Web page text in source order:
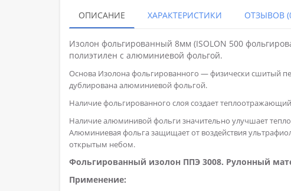
ОПИСАНИЕ ХАРАКТЕРИСТИКИ ОТЗЫВОВ
Изолон фольгированный 8мм (ISOLON 500
полиэтилен с алюминиевой фольгой.
Основа Изолона фольгированного — физически сшитый
дублирована алюминиевой фольгой.
Наличие фольгированного слоя создает
Наличие алюминивой фольги значительно улучшает
Алюминиевая фольга защищает от воздействия
открытым небом.
Фольгированный изолон ППЭ 3008. Рулонный
Применение: